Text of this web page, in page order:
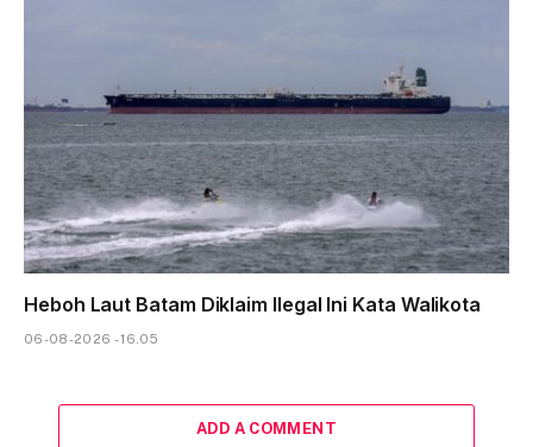
Heboh Laut Batam Diklaim Ilegal Ini Kata Walikota
06-08-2026 - 16.05
ADD A COMMENT